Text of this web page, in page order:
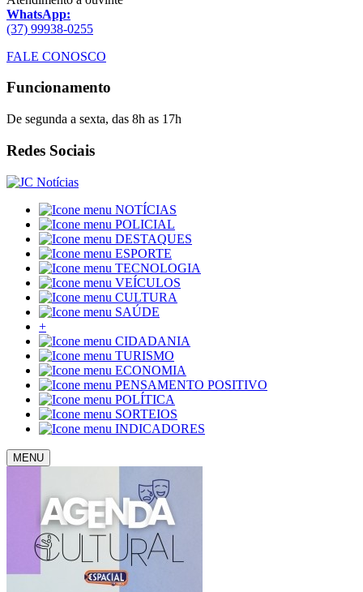
WhatsApp:
(37) 99938-0255
FALE CONOSCO
Funcionamento
De segunda a sexta, das 8h as 17h
Redes Sociais
NOTÍCIAS
POLICIAL
DESTAQUES
ESPORTE
TECNOLOGIA
VEÍCULOS
CULTURA
SAÚDE
+
CIDADANIA
TURISMO
ECONOMIA
PENSAMENTO POSITIVO
POLÍTICA
SORTEIOS
INDICADORES
MENU